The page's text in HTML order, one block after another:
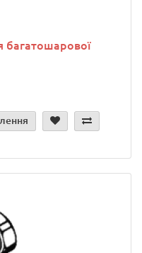
багатошарової